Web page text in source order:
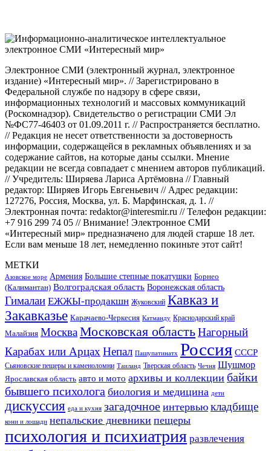
Электронное СМИ (электронный журнал, электронное
издание) «Интересный мир». // Зарегистрировано в
Федеральной службе по надзору в сфере связи,
информационных технологий и массовых коммуникаций
(Роскомнадзор). Свидетельство о регистрации СМИ Эл
№ФС77-46403 от 01.09.2011 г. // Распространяется бесплатно.
// Редакция не несет ответственности за достоверность
информации, содержащейся в рекламных объявлениях и за
содержание сайтов, на которые даны ссылки. Мнение
редакции не всегда совпадает с мнением авторов публикаций.
// Учредитель: Ширяева Лариса Артёмовна // Главный
редактор: Ширяев Игорь Евгеньевич // Адрес редакции:
127276, Россия, Москва, ул. Б. Марфинская, д. 1. //
Электронная почта: redaktor@interesmir.ru // Телефон редакции:
+7 916 299 74 05 // Внимание! Электронное СМИ
«Интересный мир» предназначено для людей старше 18 лет.
Если вам меньше 18 лет, немедленно покиньте этот сайт!
МЕТКИ
Азовское море Армения Большие степные покатушки Борнео
(Калимантан) Волгоградская область Воронежская область
Гималаи ЕЖЖЫ-продакшн Жуковский Кавказ и
Закавказье Карачаево-Черкесия Катманду Краснодарский край
Малайзия МоскваМосковская областьНагорный
Карабах или Арцах Непал Пашупатинатх Россия СССР
Сьяновские пещеры и каменоломни Таиланд Тверская область Чечня Шушмор
Ярославская область авто и мото архивы и коллекции байки
бывшего психолога биология и медицина дети
дискуссия еда и кухня загадочное интервью кладбище
кони и лошади непальские дневники пещеры
психология и психиатрия развлечения